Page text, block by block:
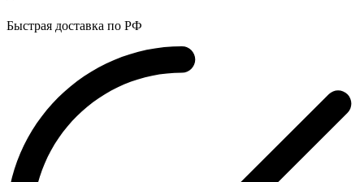
Быстрая доставка по РФ